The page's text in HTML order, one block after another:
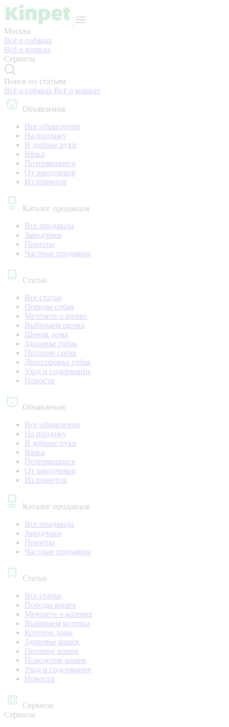
Москва
Всё о собаках
Всё о кошках
Сервисы
Поиск по статьям
Всё о собаках Всё о кошках
Объявления
Все объявления
На продажу
В добрые руки
Вязка
Потерявшиеся
От заводчиков
Из приютов
Каталог продавцов
Все продавцы
Заводчики
Приюты
Частные продавцы
Статьи
Все статьи
Породы собак
Мечтаете о щенке
Выбираем щенка
Щенок дома
Здоровье собак
Питание собак
Дрессировка собак
Уход и содержание
Новости
Объявления
Все объявления
На продажу
В добрые руки
Вязка
Потерявшиеся
От заводчиков
Из приютов
Каталог продавцов
Все продавцы
Заводчики
Приюты
Частные продавцы
Статьи
Все статьи
Породы кошек
Мечтаете о котенке
Выбираем котенка
Котенок дома
Здоровье кошек
Питание кошек
Поведение кошек
Уход и содержание
Новости
Сервисы
Сервисы